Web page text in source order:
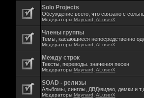
Solo Projects
Обсуждение всего, что связано с
Модераторы Maynard ALuserX
Члены группы
Темы, касающиеся непосредственно
Модераторы Maynard ALuserX
Между строк
Тексты, переводы. значения песен
Модераторы Maynard ALuserX
SOAD - релизы
Альбомы, синглы, ДВД/видео, демки и
Модераторы Maynard ALuserX